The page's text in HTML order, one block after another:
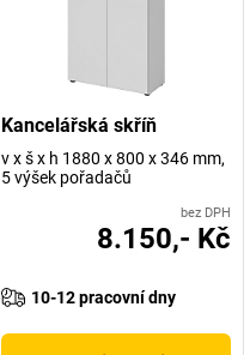
Kancelářská skříň
v x š x h 1880 x 800 x 346 mm,
5 výšek pořadačů
bez DPH
8.150,- Kč
10-12 pracovní dny